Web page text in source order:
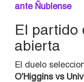
ante Ñublense
El partido
abierta
El duelo
O’Higgins vs